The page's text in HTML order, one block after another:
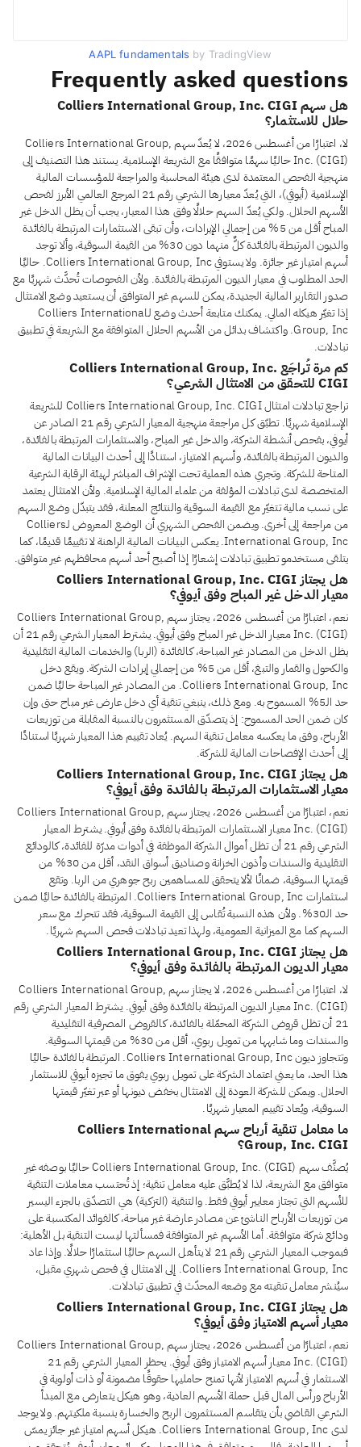
AAPL fundamentals by TradingView
Frequently asked questions
هل سهم Colliers International Group, Inc. CIGI
حلال للاستثمار؟
لا، اعتبارًا من أغسطس 2026، لا يُعدّ سهم Colliers International Group,
Inc. (CIGI) حاليًا سهمًا متوافقًا مع الشريعة الإسلامية. يستند هذا التصنيف إلى
منهجية الفحص المعتمدة لدى هيئة المحاسبة والمراجعة للمؤسسات المالية
الإسلامية (أيوفي)، التي يُعدّ معيارها الشرعي رقم 21 المرجع العالمي الأبرز لفحص
الأسهم الحلال. ولكي يُعدّ السهم حلالًا وفق هذا المعيار، يجب أن يظل الدخل غير
المباح أقل من 5% من إجمالي الإيرادات، وأن تبقى الاستثمارات المرتبطة بالفائدة
والديون المرتبطة بالفائدة كلٌّ منهما دون 30% من القيمة السوقية، وألا توجد
أسهم امتياز غير جائزة. ولا يستوفي Colliers International Group, Inc. حاليًا
الحد المطلوب في معيار الديون المرتبطة بالفائدة. ولأن الفحوصات تُحدَّث شهريًا مع
صدور التقارير المالية الجديدة، يمكن للسهم غير المتوافق أن يستعيد وضع الامتثال
إذا تغيّر هيكله المالي. يمكنك متابعة أحدث وضع لـColliers International
Group, Inc. واكتشاف بدائل من الأسهم الحلال المتوافقة مع الشريعة في تطبيق
تبادلات.
كم مرة تُراجَع Colliers International Group, Inc.
CIGI للتحقق من الامتثال الشرعي؟
تراجع تبادلات امتثال Colliers International Group, Inc. CIGI للشريعة
الإسلامية شهريًا. تطبّق كل مراجعة منهجية المعيار الشرعي رقم 21 الصادر عن
أيوفي، بفحص أنشطة الشركة، والدخل غير المباح، والاستثمارات المرتبطة بالفائدة،
والديون المرتبطة بالفائدة، وأسهم الامتياز، استنادًا إلى أحدث البيانات المالية
المتاحة للشركة. وتجري هذه العملية تحت الإشراف المباشر لهيئة الرقابة الشرعية
المتخصصة لدى تبادلات المؤلفة من علماء المالية الإسلامية. ولأن الامتثال يعتمد
على نسب مالية تتغيّر مع القيمة السوقية والنتائج المعلنة، فقد يتبدّل وضع السهم
من مراجعة إلى أخرى. ويضمن الفحص الشهري أن الوضع المعروض لـColliers
International Group, Inc. يعكس البيانات المالية الراهنة لا تقييمًا قديمًا، كما
يتلقى مستخدمو تطبيق تبادلات إشعارًا إذا أصبح أحد أسهم محافظهم غير متوافق.
هل يجتاز Colliers International Group, Inc. CIGI
معيار الدخل غير المباح وفق أيوفي؟
نعم، اعتبارًا من أغسطس 2026، يجتاز سهم Colliers International Group,
Inc. (CIGI) معيار الدخل غير المباح وفق أيوفي. يشترط المعيار الشرعي رقم 21 أن
يظل الدخل من المصادر غير المباحة، كالفائدة (الربا) والخدمات المالية التقليدية
والكحول والقمار والتبغ، أقل من 5% من إجمالي إيرادات الشركة. ويقع دخل
Colliers International Group, Inc. من المصادر غير المباحة حاليًا ضمن
حد الـ5% المسموح به. ومع ذلك، ينبغي تنقية أي دخل عارض غير مباح حتى وإن
كان ضمن الحد المسموح: إذ يتصدّق المستثمرون بالنسبة المقابلة من توزيعات
الأرباح، وفق ما يعكسه معامل تنقية السهم. يُعاد تقييم هذا المعيار شهريًا استنادًا
إلى أحدث الإفصاحات المالية للشركة.
هل يجتاز Colliers International Group, Inc. CIGI
معيار الاستثمارات المرتبطة بالفائدة وفق أيوفي؟
نعم، اعتبارًا من أغسطس 2026، يجتاز سهم Colliers International Group,
Inc. (CIGI) معيار الاستثمارات المرتبطة بالفائدة وفق أيوفي. يشترط المعيار
الشرعي رقم 21 أن تظل أموال الشركة الموظفة في أدوات مدرّة للفائدة، كالودائع
التقليدية والسندات وأذون الخزانة وصناديق أسواق النقد، أقل من 30% من
قيمتها السوقية، ضمانًا لألا يتحقق للمساهمين ربح جوهري من الربا. وتقع
استثمارات Colliers International Group, Inc. المرتبطة بالفائدة حاليًا ضمن
حد الـ30%. ولأن هذه النسبة تُقاس إلى القيمة السوقية، فقد تتحرك مع سعر
السهم كما مع الميزانية العمومية، ولهذا تعيد تبادلات فحص السهم شهريًا.
هل يجتاز Colliers International Group, Inc. CIGI
معيار الديون المرتبطة بالفائدة وفق أيوفي؟
لا، اعتبارًا من أغسطس 2026، لا يجتاز سهم Colliers International Group,
Inc. (CIGI) معيار الديون المرتبطة بالفائدة وفق أيوفي. يشترط المعيار الشرعي رقم
21 أن تظل قروض الشركة المحمّلة بالفائدة، كالقروض المصرفية التقليدية
والسندات وما شابهها من تمويل ربوي، أقل من 30% من قيمتها السوقية.
وتتجاوز ديون Colliers International Group, Inc. المرتبطة بالفائدة حاليًا
هذا الحد، ما يعني اعتماد الشركة على تمويل ربوي يفوق ما تجيزه أيوفي للاستثمار
الحلال. ويمكن للشركة العودة إلى الامتثال بخفض ديونها أو عبر تغيّر قيمتها
السوقية، ويُعاد تقييم المعيار شهريًا.
ما معامل تنقية أرباح سهم Colliers International
Group, Inc. CIGI؟
يُصنَّف سهم Colliers International Group, Inc. (CIGI) حاليًا بوصفه غير
متوافق مع الشريعة، لذا لا يُطبَّق عليه معامل تنقية؛ إذ تُحتسب معاملات التنقية
للأسهم التي تجتاز معايير أيوفي فقط. والتنقية (التزكية) هي التصدّق بالجزء اليسير
من توزيعات الأرباح الناشئ عن مصادر عارضة غير مباحة، كالفوائد المكتسبة على
ودائع شركة متوافقة. أما الأسهم غير المتوافقة فمسألتها ليست التنقية بل الأهلية:
فبموجب المعيار الشرعي رقم 21 لا يتأهل السهم حاليًا استثمارًا حلالًا. وإذا عاد
Colliers International Group, Inc. إلى الامتثال في فحص شهري مقبل،
سيُنشر معامل تنقيته مع وضعه المحدّث في تطبيق تبادلات.
هل يجتاز Colliers International Group, Inc. CIGI
معيار أسهم الامتياز وفق أيوفي؟
نعم، اعتبارًا من أغسطس 2026، يجتاز سهم Colliers International Group,
Inc. (CIGI) معيار أسهم الامتياز وفق أيوفي. يحظر المعيار الشرعي رقم 21
الاستثمار في أسهم الامتياز لأنها تمنح حامليها حقوقًا مضمونة أو ذات أولوية في
الأرباح ورأس المال قبل حملة الأسهم العادية، وهو هيكل يتعارض مع المبدأ
الشرعي القاضي بأن يتقاسم المستثمرون الربح والخسارة بنسبة ملكيتهم. ولا يوجد
لدى Colliers International Group, Inc. هيكل أسهم امتياز غير جائز يمسّ